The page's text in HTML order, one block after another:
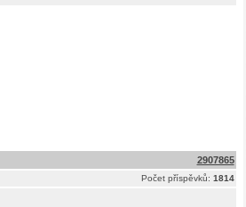
2907865
Počet příspěvků: 1814